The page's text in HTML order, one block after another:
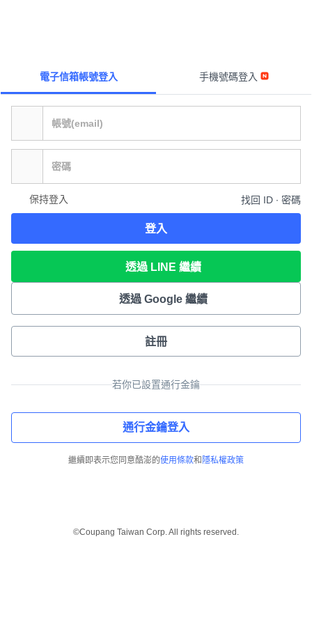
電子信箱帳號登入 手機號碼登入
保持登入 找回 ID ∙ 密碼
登入
透過 LINE 繼續
透過 Google 繼續
註冊
若你已設置通行金鑰
通行金鑰登入
繼續即表示您同意酷澎的使用條款和 隱私權政策
©Coupang Taiwan Corp. All rights reserved.